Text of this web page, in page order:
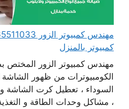
كمبيوتر بالمنزل
مهندس كمبيوتر الزور المختص
الكومبيوترات من ظهور
السوداء ، تعطيل كرت الشاشة
، مشاكل وحدات الطاقة و